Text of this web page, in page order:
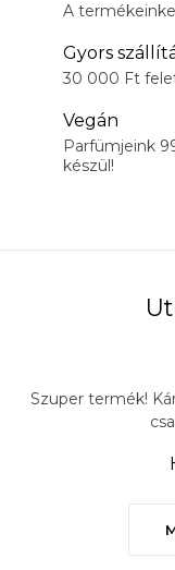
A
Gyors
30 000 Ft
Vegán
Parfümjeink
készül!
Szuper termék!